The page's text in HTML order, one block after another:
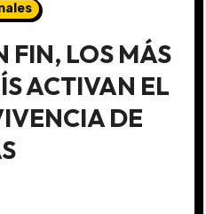
FIN, LOS MÁS
ACTIVAN EL
DE